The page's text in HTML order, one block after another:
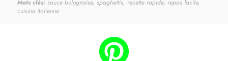
Mots clés: sauce bolognaise, spaghettis, recette rapide, repas facile,
cuisine italienne